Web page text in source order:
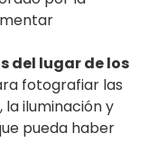
del lugar de los
fotografiar las
la iluminación y
pueda haber